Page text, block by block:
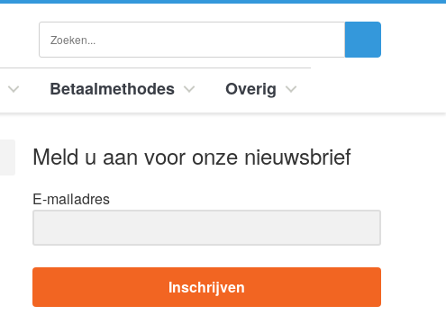
Betaalmethodes Overig
Meld u aan voor onze nieuwsbrief
E-mailadres
Inschrijven